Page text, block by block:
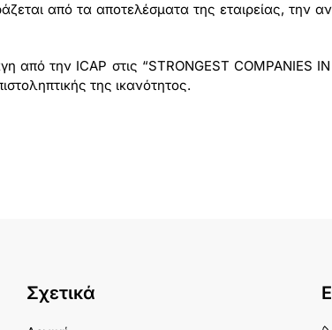
από τα αποτελέσματα της εταιρείας, την
από την ICAP στις “STRONGEST COMPANIES IN
της ικανότητος.
Σχετικά